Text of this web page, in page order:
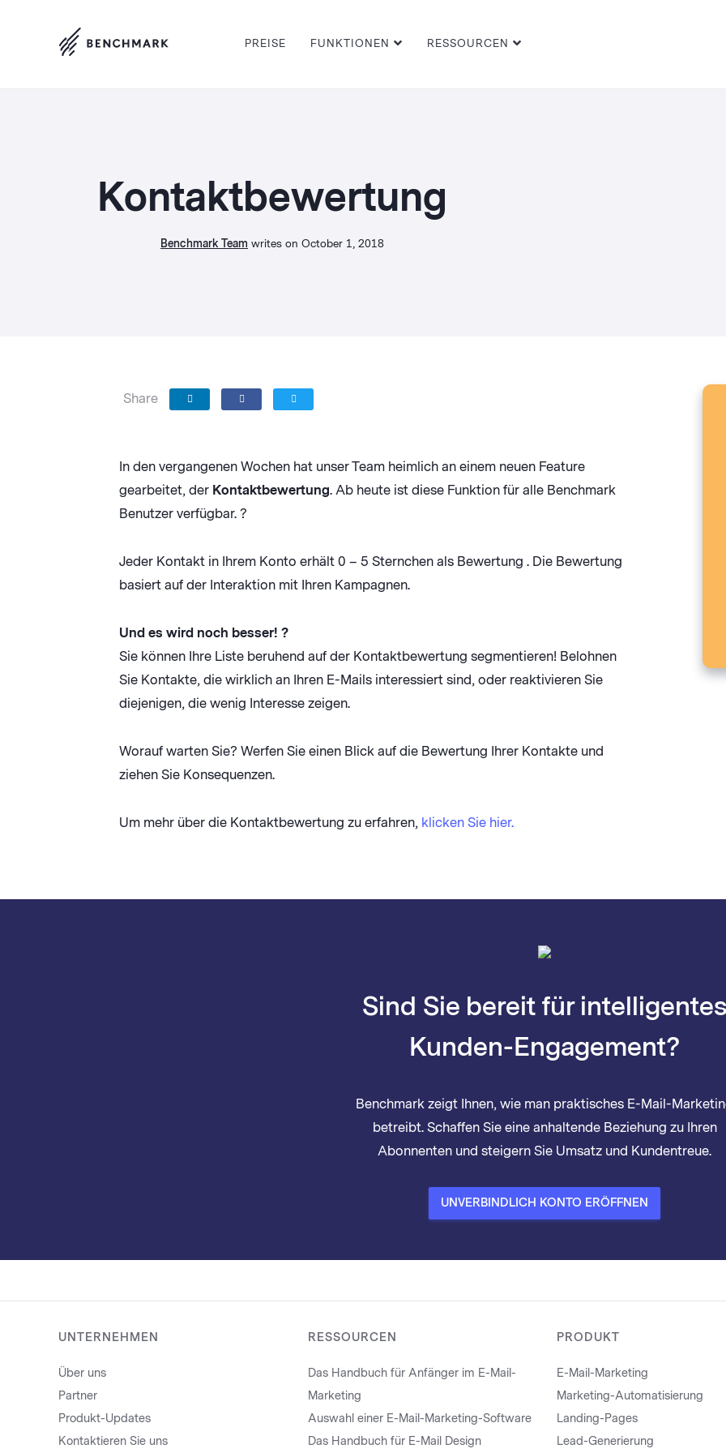
PREISE FUNKTIONEN RESSOURCEN
Kontaktbewertung
Benchmark Team writes on October 1, 2018
Share
In den vergangenen Wochen hat unser Team heimlich an einem neuen Feature
gearbeitet, der Kontaktbewertung. Ab heute ist diese Funktion für alle Benchmark
Benutzer verfügbar. ?
Jeder Kontakt in Ihrem Konto erhält 0 – 5 Sternchen als Bewertung . Die Bewertung
basiert auf der Interaktion mit Ihren Kampagnen.
Und es wird noch besser! ?
Sie können Ihre Liste beruhend auf der Kontaktbewertung segmentieren! Belohnen
Sie Kontakte, die wirklich an Ihren E-Mails interessiert sind, oder reaktivieren Sie
diejenigen, die wenig Interesse zeigen.
Worauf warten Sie? Werfen Sie einen Blick auf die Bewertung Ihrer Kontakte und
ziehen Sie Konsequenzen.
Um mehr über die Kontaktbewertung zu erfahren, klicken Sie hier.
Sind Sie bereit für
Kunden-Engagement?
Benchmark zeigt Ihnen, wie man praktisches E-Mail-
betreibt. Schaffen Sie eine anhaltende Beziehung zu Ihren
Abonnenten und steigern Sie Umsatz und Kundentreue.
UNVERBINDLICH KONTO ERÖFFNEN
UNTERNEHMEN
Über uns
Partner
Produkt-Updates
Kontaktieren Sie uns
RESSOURCEN
Das Handbuch für Anfänger im E-Mail-
Marketing
Auswahl einer E-Mail-Marketing-Software
Das Handbuch für E-Mail Design
PRODUKT
E-Mail-Marketing
Marketing-Automatisierung
Landing-Pages
Lead-Generierung